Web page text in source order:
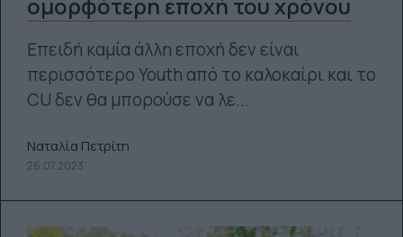
ομορφότερη εποχή του χρόνου
Επειδή καμία άλλη εποχή δεν είναι
περισσότερο Youth από το καλοκαίρι και το
CU δεν θα μπορούσε να λε...
Ναταλία Πετρίτη
26.07.2023